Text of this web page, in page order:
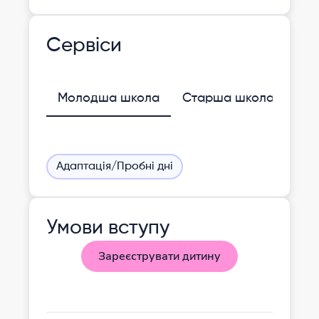
Сервіси
Молодша школа Старша школа
Адаптація/Пробні дні
Умови вступу
Зареєструвати дитину